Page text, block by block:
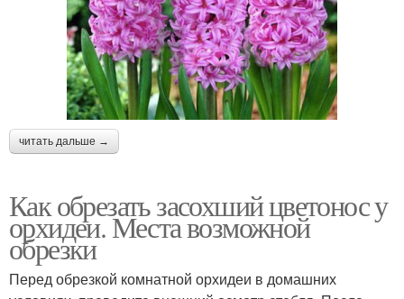
читать дальше →
Как обрезать засохший цветонос у
орхидеи. Места возможной
обрезки
Перед обрезкой комнатной орхидеи в домашних